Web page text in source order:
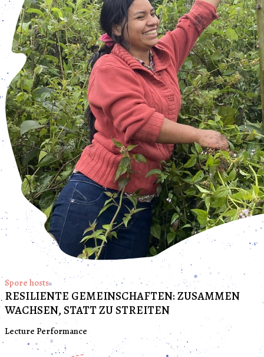
wachsen, statt zu streiten
geöffnet: Dienstag – Freitag: 15 – 19 Uhr und
Spore hosts
RESILIENTE GEMEINSCHAFTEN: ZUSAMMEN
WACHSEN, STATT ZU STREITEN
Lecture Performance